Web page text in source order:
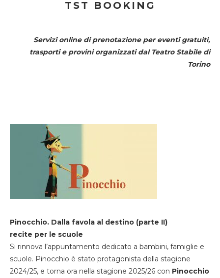
TST BOOKING
Servizi online di prenotazione per eventi gratuiti,
trasporti e provini organizzati dal Teatro Stabile di
Torino
Pinocchio. Dalla favola al destino (parte II)
recite per le scuole
Si rinnova l’appuntamento dedicato a bambini, famiglie e
scuole. Pinocchio è stato protagonista della stagione
2024/25, e torna ora nella stagione 2025/26 con Pinocchio